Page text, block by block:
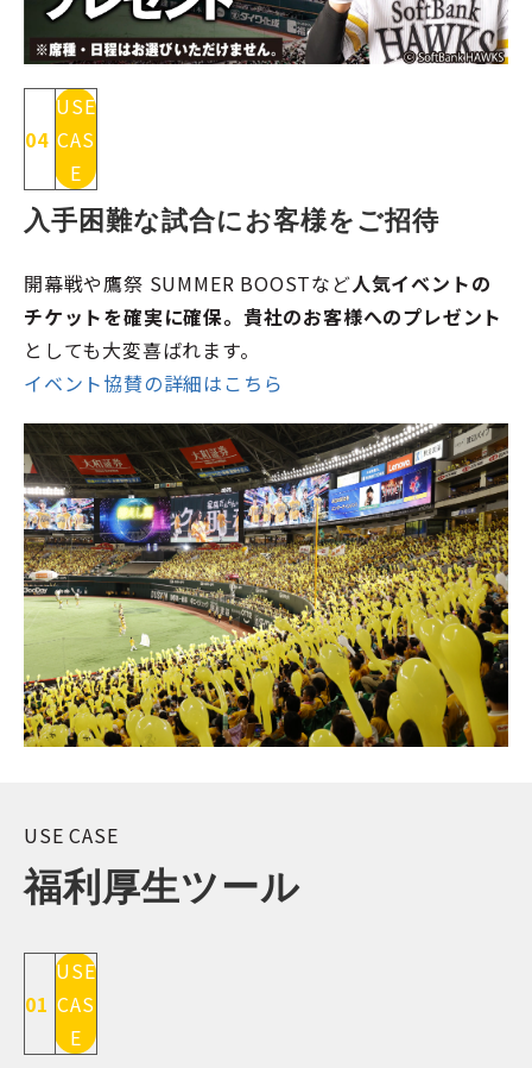
04
USE
CAS
E
入手困難な試合にお客様をご招待
開幕戦や鷹祭 SUMMER BOOSTなど人気イベントの
チケットを確実に確保。貴社のお客様へのプレゼント
としても大変喜ばれます。
イベント協賛の詳細はこちら
USE CASE
福利厚生ツール
01
USE
CAS
E